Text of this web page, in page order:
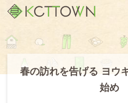
春の訪れを告げる ヨウ
始め